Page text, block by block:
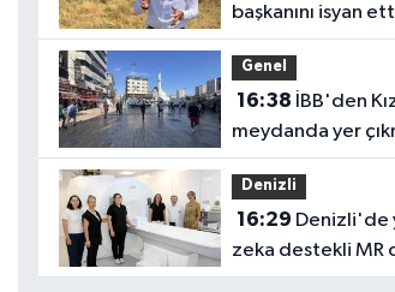
başkanını isyan
Faturasını
vatandaşlara böyle
seslendi
Genel
16:38
meydanda yer
Bahçelievler
yer tahsis etti
Denizli
16:29
zeka destekli MR
hizmete girdi